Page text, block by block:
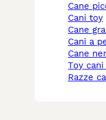
cane
cani toy
cane
cani a
cane
toy
razze